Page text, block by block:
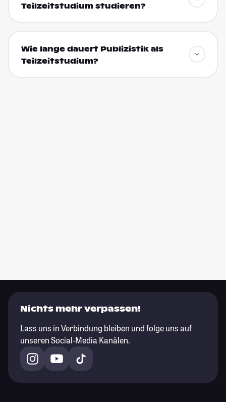
Teilzeitstudium studieren?
Wie lange dauert Publizistik als
Teilzeitstudium?
Nichts mehr verpassen!
Lass uns in Verbindung bleiben und folge uns auf
unseren Social-Media Kanälen.